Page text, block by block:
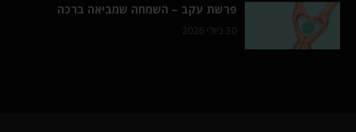
פרשת עקב – השמחה שמביאה ברכה
30 ביולי 2026